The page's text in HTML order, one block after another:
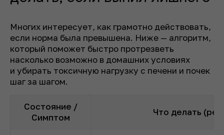
Многих интересует, как грамотно действовать,
если норма была превышена. Ниже — алгоритм,
который поможет быстро протрезветь
насколько возможно в домашних условиях
и убирать токсичную нагрузку с печени и почек
шаг за шагом.
Состояние /
Симптом
Что делать